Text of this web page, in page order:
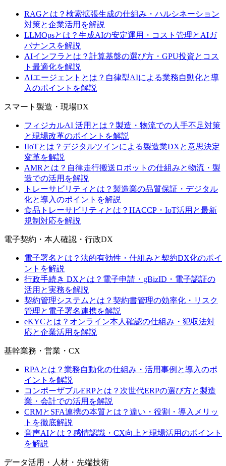
RAGとは？検索拡張生成の仕組み・ハルシネーション
対策と企業活用を解説
LLMOpsとは？生成AIの安定運用・コスト管理とAIガ
バナンスを解説
AIインフラとは？計算基盤の選び方・GPU投資とコス
ト最適化を解説
AIエージェントとは？自律型AIによる業務自動化と導
入のポイントを解説
スマート製造・現場DX
フィジカルAI 活用とは？製造・物流での人手不足対策
と現場改革のポイントを解説
IIoTとは？デジタルツインによる製造業DXと意思決定
変革を解説
AMRとは？自律走行搬送ロボットの仕組みと物流・製
造での活用を解説
トレーサビリティとは？製造業の品質保証・デジタル
化と導入のポイントを解説
食品トレーサビリティとは？HACCP・IoT活用と最新
規制対応を解説
電子契約・本人確認・行政DX
電子署名とは？法的有効性・仕組みと契約DX化のポイ
ントを解説
行政手続き DXとは？電子申請・gBizID・電子認証の
活用と実務を解説
契約管理システムとは？契約書管理の効率化・リスク
管理と電子署名連携を解説
eKYCとは？オンライン本人確認の仕組み・犯収法対
応と企業活用を解説
基幹業務・営業・CX
RPAとは？業務自動化の仕組み・活用事例と導入のポ
イントを解説
コンポーザブルERPとは？次世代ERPの選び方と製造
業・会計での活用を解説
CRMとSFA連携の本質とは？違い・役割・導入メリッ
トを徹底解説
音声AIとは？感情認識・CX向上と現場活用のポイント
を解説
データ活用・人材・先端技術